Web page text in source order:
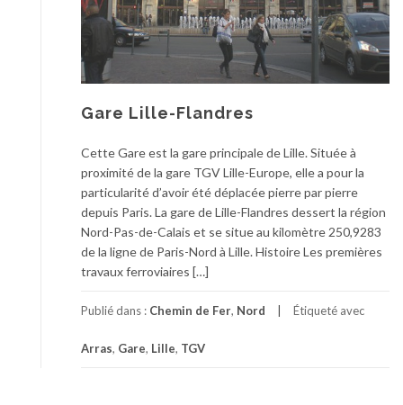
Gare Lille-Flandres
Cette Gare est la gare principale de Lille. Située à
proximité de la gare TGV Lille-Europe, elle a pour la
particularité d’avoir été déplacée pierre par pierre
depuis Paris. La gare de Lille-Flandres dessert la région
Nord-Pas-de-Calais et se situe au kilomètre 250,9283
de la ligne de Paris-Nord à Lille. Histoire Les premières
travaux ferroviaires […]
Publié dans : Chemin de Fer, Nord Étiqueté avec
Arras, Gare, Lille, TGV